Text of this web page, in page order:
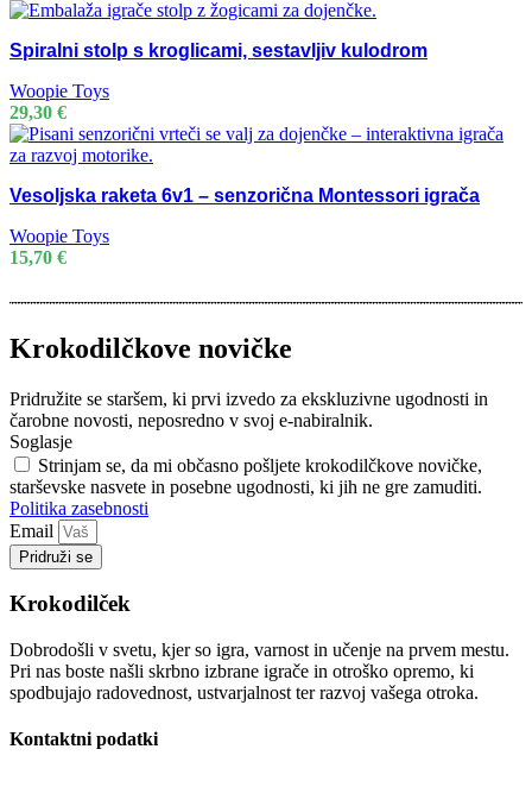
Spiralni stolp s kroglicami, sestavljiv kulodrom
Woopie Toys
29,30 €
Vesoljska raketa 6v1 – senzorična Montessori igrača
Woopie Toys
15,70 €
Krokodilčkove novičke
Pridružite se staršem, ki prvi izvedo za ekskluzivne ugodnosti in
čarobne novosti, neposredno v svoj e-nabiralnik.
Soglasje
Strinjam se, da mi občasno pošljete krokodilčkove novičke,
starševske nasvete in posebne ugodnosti, ki jih ne gre zamuditi.
Politika zasebnosti
Email
Pridruži se
Krokodilček
Dobrodošli v svetu, kjer so igra, varnost in učenje na prvem mestu.
Pri nas boste našli skrbno izbrane igrače in otroško opremo, ki
spodbujajo radovednost, ustvarjalnost ter razvoj vašega otroka.
Kontaktni podatki